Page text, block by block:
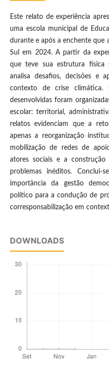
Este relato de experiência
uma escola municipal de
durante e após a enchente que
Sul em 2024. A partir da
que teve sua estrutura física
analisa desafios, decisões e
contexto de crise climática.
desenvolvidas foram
escolar: territorial,
relatos evidenciam que a
apenas a reorganização
mobilização de redes de
atores sociais e a
problemas inéditos.
importância da gestão
político para a condução de
corresponsabilização em
DOWNLOADS